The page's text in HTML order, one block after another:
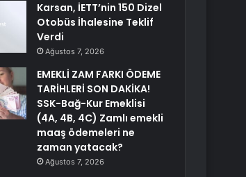
Karsan, İETT’nin 150 Dizel
Otobüs İhalesine Teklif
Verdi
Ağustos 7, 2026
EMEKLİ ZAM FARKI ÖDEME
TARİHLERİ SON DAKİKA!
SSK-Bağ-Kur Emeklisi
(4A, 4B, 4C) Zamlı emekli
maaş ödemeleri ne
zaman yatacak?
Ağustos 7, 2026